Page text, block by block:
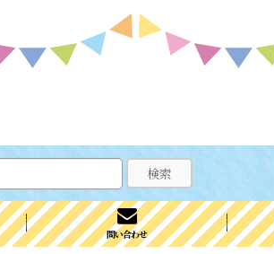
検索
問い合わせ